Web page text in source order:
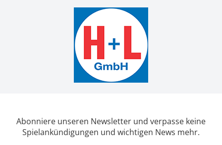
Abonniere unseren Newsletter und verpasse keine
Spielankündigungen und wichtigen News mehr.